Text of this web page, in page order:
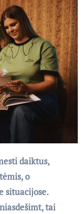
daiktus,
o
situacijose.
tai